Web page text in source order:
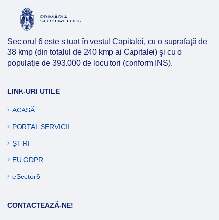
Sectorul 6 este situat în vestul Capitalei, cu o suprafaţă de
38 kmp (din totalul de 240 kmp ai Capitalei) şi cu o
populaţie de 393.000 de locuitori (conform INS).
LINK-URI UTILE
ACASĂ
PORTAL SERVICII
ȘTIRI
EU GDPR
eSector6
CONTACTEAZĂ-NE!